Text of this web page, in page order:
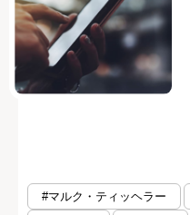
#マルク・ティッヘラー